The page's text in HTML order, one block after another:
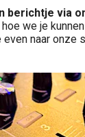
berichtje via
we je
even naar onze